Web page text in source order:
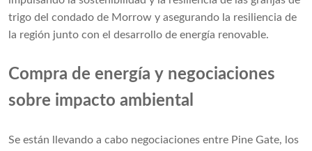
trigo del condado de Morrow y asegurando la resiliencia de
la región junto con el desarrollo de energía renovable.
Compra de energía y negociaciones
sobre impacto ambiental
Se están llevando a cabo negociaciones entre Pine Gate, los